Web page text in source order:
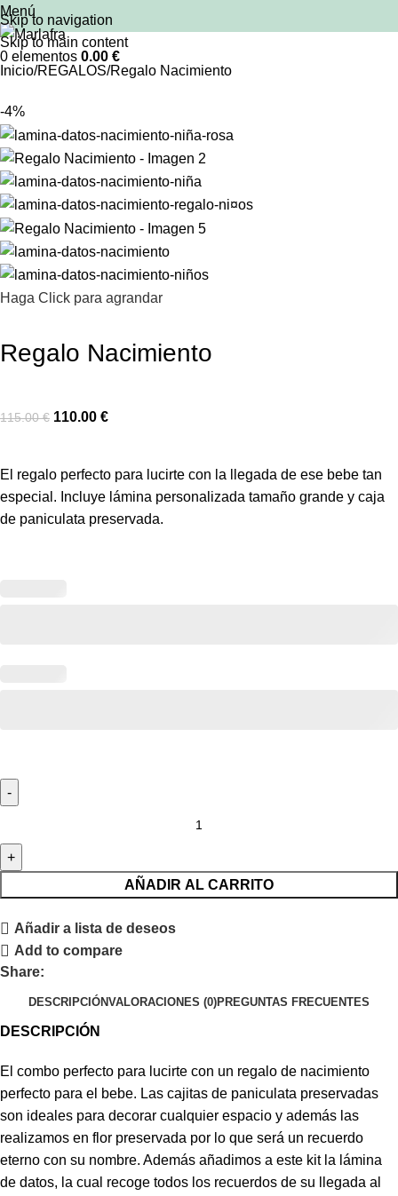
Skip to navigation
Skip to main content
Menú
0 elementos 0.00 €
Inicio REGALOS Regalo Nacimiento
-4%
Haga Click para agrandar
Regalo Nacimiento
115.00€ 110.00 €
El regalo perfecto para lucirte con la llegada de ese bebe tan
especial. Incluye lámina personalizada tamaño grande y caja
de paniculata preservada.
AÑADIR AL CARRITO
Añadir a lista de deseos
Add to compare
Share:
DESCRIPCIÓNVALORACIONES (0)PREGUNTAS FRECUENTES
DESCRIPCIÓN
El combo perfecto para lucirte con un regalo de nacimiento
perfecto para el bebe. Las cajitas de paniculata preservadas
son ideales para decorar cualquier espacio y además las
realizamos en flor preservada por lo que será un recuerdo
eterno con su nombre. Además añadimos a este kit la lámina
de datos, la cual recoge todos los recuerdos de su llegada al